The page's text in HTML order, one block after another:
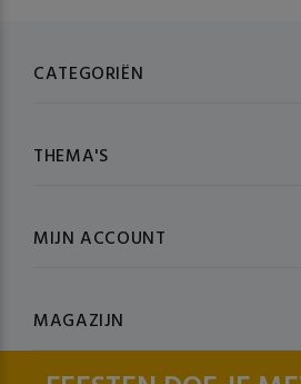
CATEGORIËN
THEMA'S
MIJN ACCOUNT
MAGAZIJN